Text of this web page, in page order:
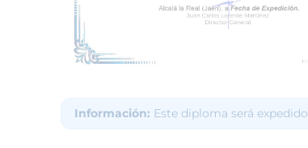
Información: Este diploma será